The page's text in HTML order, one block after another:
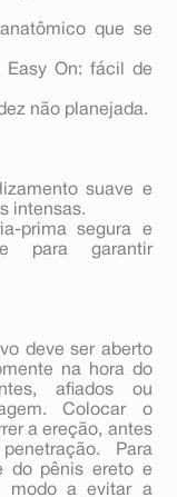
que se
Easy On: fácil de
não planejada.
suave e
intensas.
prima segura e
para garantir
deve ser aberto
na hora do
afiados ou
Colocar o
a ereção, antes
Para
do pênis ereto e
modo a evitar a